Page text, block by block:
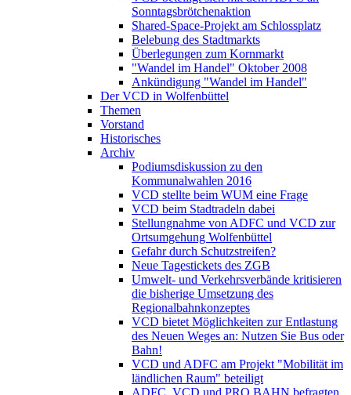
Sonntagsbrötchenaktion
Shared-Space-Projekt am Schlossplatz
Belebung des Stadtmarkts
Überlegungen zum Kornmarkt
"Wandel im Handel" Oktober 2008
Ankündigung "Wandel im Handel"
Der VCD in Wolfenbüttel
Themen
Vorstand
Historisches
Archiv
Podiumsdiskussion zu den
Kommunalwahlen 2016
VCD stellte beim WUM eine Frage
VCD beim Stadtradeln dabei
Stellungnahme von ADFC und VCD zur
Ortsumgehung Wolfenbüttel
Gefahr durch Schutzstreifen?
Neue Tagestickets des ZGB
Umwelt- und Verkehrsverbände kritisieren
die bisherige Umsetzung des
Regionalbahnkonzeptes
VCD bietet Möglichkeiten zur Entlastung
des Neuen Weges an: Nutzen Sie Bus oder
Bahn!
VCD und ADFC am Projekt "Mobilität im
ländlichen Raum" beteiligt
ADFC, VCD und PRO BAHN befragten